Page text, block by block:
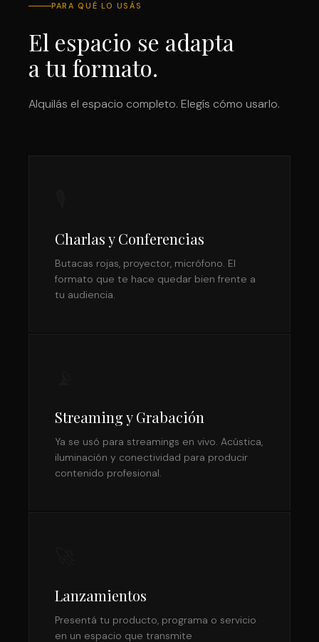
PARA QUÉ LO USÁS
El espacio se adapta
a tu formato.
Alquilás el espacio completo. Elegís cómo usarlo.
Charlas y Conferencias
Butacas rojas, proyector, micrófono. El
formato que te hace quedar bien frente a
tu audiencia.
Streaming y Grabación
Ya se usó para streamings en vivo. Acústica,
iluminación y conectividad para producir
contenido profesional.
Lanzamientos
Presentá tu producto, programa o servicio
en un espacio que transmite